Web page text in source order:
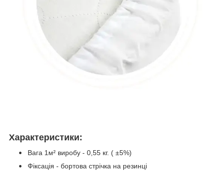
Характеристики:
Вага 1м² виробу - 0,55 кг. ( ±5%)
Фіксація - бортова стрічка на резинці